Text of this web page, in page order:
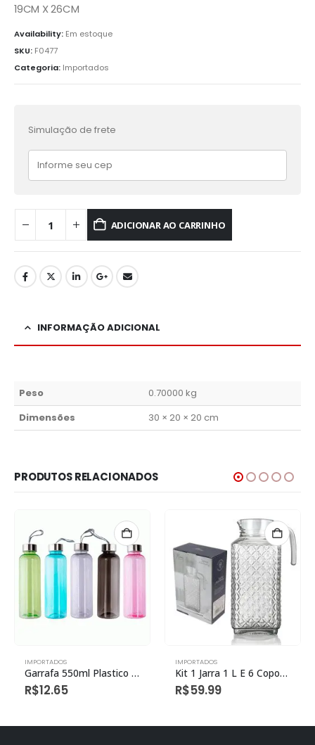
19CM X 26CM
Availability: Em estoque
SKU: F0477
Categoria: Importados
Simulação de frete
ADICIONAR AO CARRINHO
INFORMAÇÃO ADICIONAL
Peso
0.70000 kg
Dimensões
30 × 20 × 20 cm
PRODUTOS RELACIONADOS
IMPORTADOS
Garrafa 550ml Plastico E Metal (1 Unidade)
R$12.65
IMPORTADOS
Kit 1 Jarra 1 L E 6 Copos 230 Ml Vidro
R$59.99